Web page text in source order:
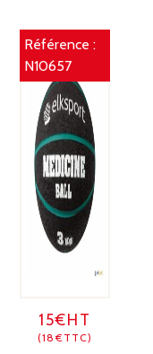
Référence :
N10657
15€HT
(18€TTC)